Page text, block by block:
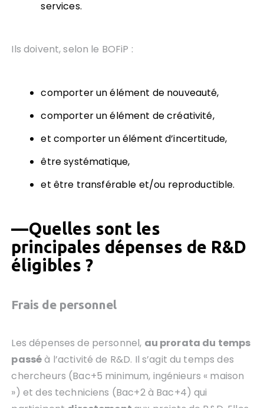
services.
Ils doivent, selon le BOFiP :
comporter un élément de nouveauté,
comporter un élément de créativité,
et comporter un élément d’incertitude,
être systématique,
et être transférable et/ou reproductible.
—Quelles sont les
principales dépenses de R&D
éligibles ?
Frais de personnel
Les dépenses de personnel, au prorata du temps
passéà l’activité de R&D. Il s’agit du temps des
chercheurs (Bac+5 minimum, ingénieurs « maison
») et des techniciens (Bac+2 à Bac+4) qui